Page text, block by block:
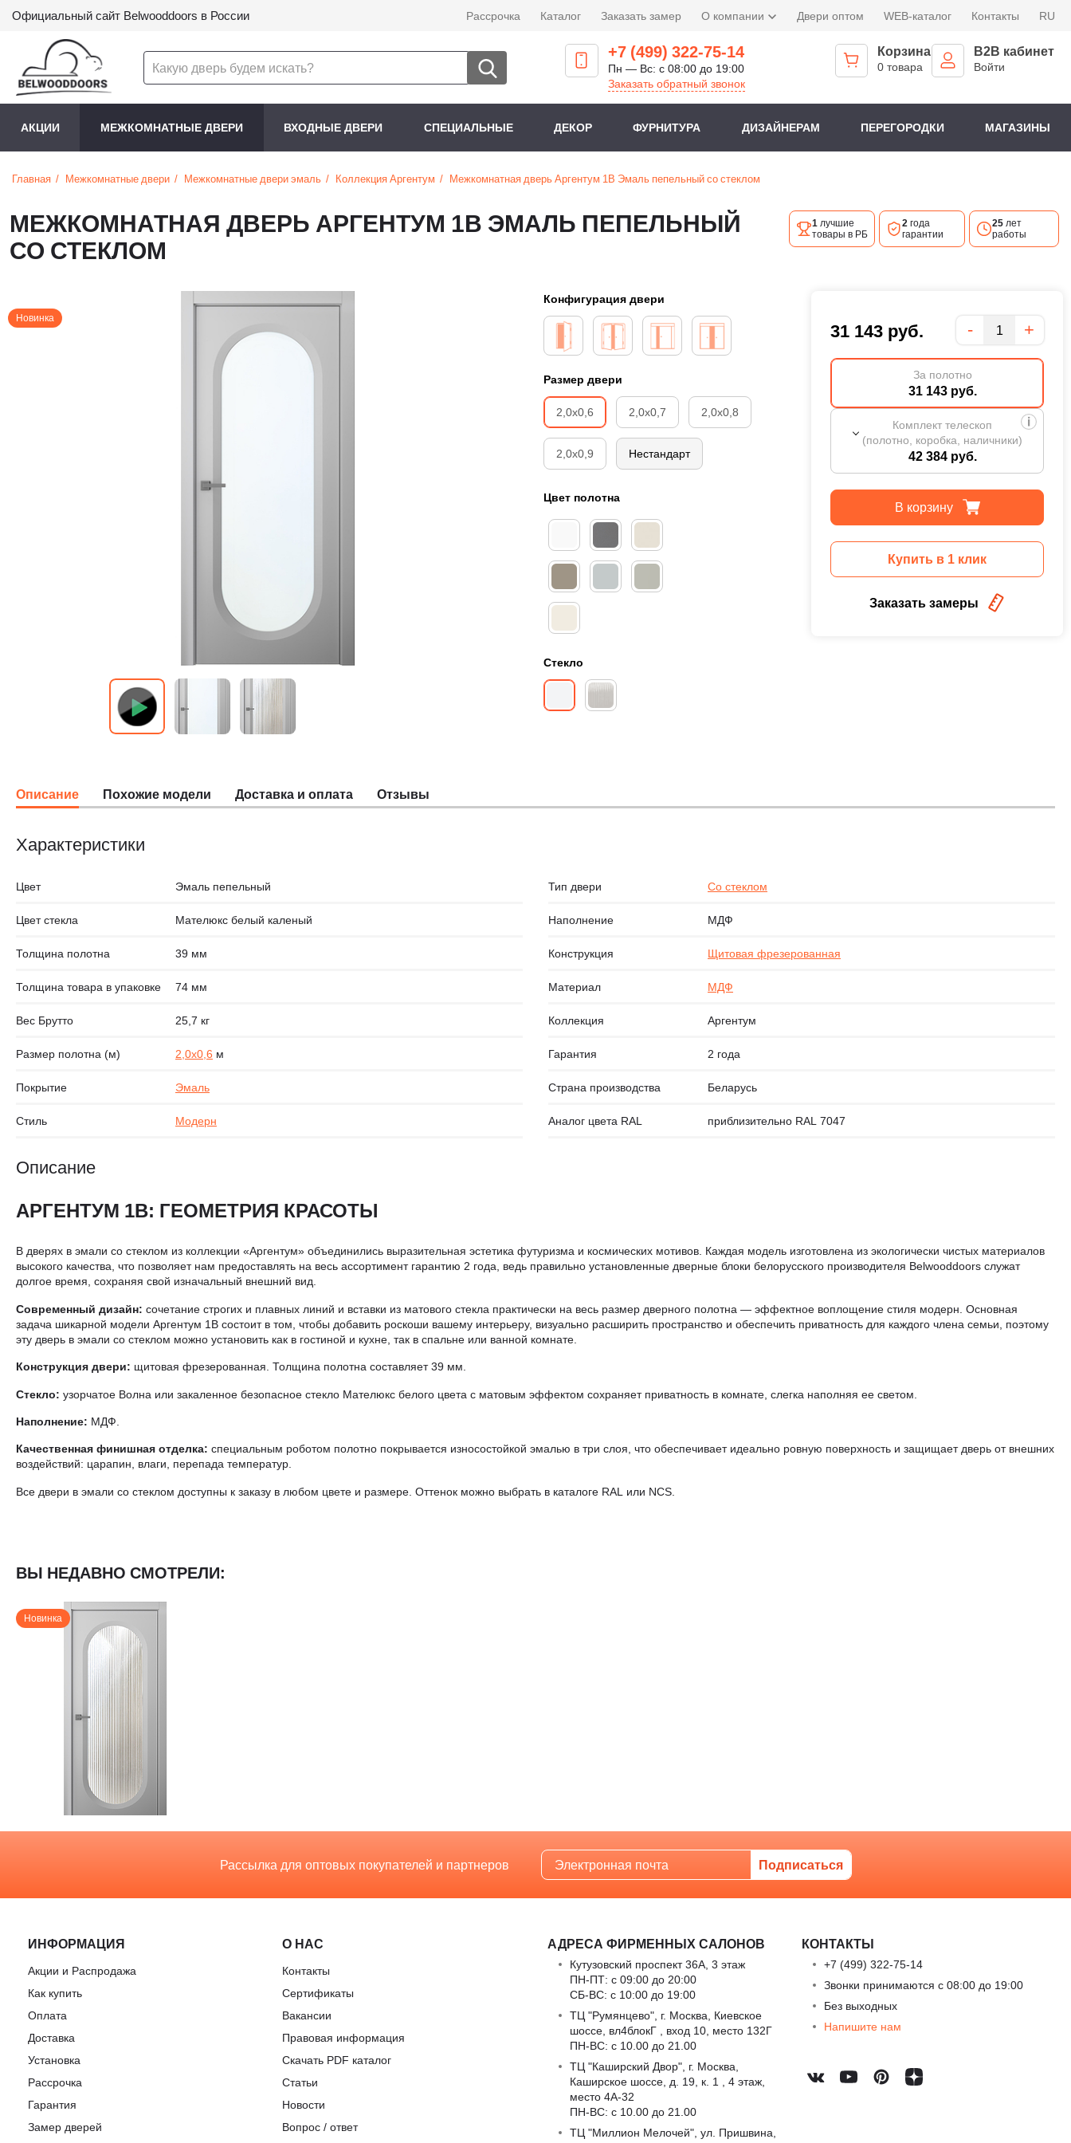
Официальный сайт Belwooddoors в России Рассрочка Каталог Заказать замер О компании Двери оптом WEB-каталог Контакты RU
+7 (499) 322-75-14
Пн — Вс: с 08:00 до 19:00
Заказать обратный звонок
Корзина
0 товара
B2B кабинет
Войти
АКЦИИ МЕЖКОМНАТНЫЕ ДВЕРИ ВХОДНЫЕ ДВЕРИ СПЕЦИАЛЬНЫЕ ДЕКОР ФУРНИТУРА ДИЗАЙНЕРАМ ПЕРЕГОРОДКИ МАГАЗИНЫ
Главная Межкомнатные двери Межкомнатные двери эмаль Коллекция Аргентум Межкомнатная дверь Аргентум 1B Эмаль пепельный со стеклом
МЕЖКОМНАТНАЯ ДВЕРЬ АРГЕНТУМ 1B ЭМАЛЬ ПЕПЕЛЬНЫЙ
СО СТЕКЛОМ
1лучшие
товары в РБ
2года
гарантии
25лет
работы
Новинка
Конфигурация двери
Размер двери
2,0х0,6 2,0х0,7 2,0х0,8
2,0х0,9 Нестандарт
Цвет полотна
Стекло
31 143 руб. Количество
- +
За полотно
31 143 руб.
Комплект телескоп
(полотно, коробка, наличники)
42 384 руб.
В корзину
Купить в 1 клик
Заказать замеры
Описание Похожие модели Доставка и оплата Отзывы
Характеристики
Цвет Эмаль пепельный
Цвет стекла Мателюкс белый каленый
Толщина полотна 39 мм
Толщина товара в упаковке 74 мм
Вес Брутто 25,7 кг
Размер полотна (м) 2,0х0,6 м
Покрытие Эмаль
Стиль Модерн
Тип двери Со стеклом
Наполнение МДФ
Конструкция Щитовая фрезерованная
Материал МДФ
Коллекция Аргентум
Гарантия 2 года
Страна производства Беларусь
Аналог цвета RAL приблизительно RAL 7047
Описание
АРГЕНТУМ 1B: ГЕОМЕТРИЯ КРАСОТЫ
В дверях в эмали со стеклом из коллекции «Аргентум» объединились выразительная эстетика футуризма и космических мотивов. Каждая модель изготовлена из экологически чистых материалов
высокого качества, что позволяет нам предоставлять на весь ассортимент гарантию 2 года, ведь правильно установленные дверные блоки белорусского производителя Belwooddoors служат
долгое время, сохраняя свой изначальный внешний вид.
Современный дизайн: сочетание строгих и плавных линий и вставки из матового стекла практически на весь размер дверного полотна — эффектное воплощение стиля модерн. Основная
задача шикарной модели Аргентум 1B состоит в том, чтобы добавить роскоши вашему интерьеру, визуально расширить пространство и обеспечить приватность для каждого члена семьи, поэтому
эту дверь в эмали со стеклом можно установить как в гостиной и кухне, так в спальне или ванной комнате.
Конструкция двери: щитовая фрезерованная. Толщина полотна составляет 39 мм.
Стекло: узорчатое Волна или закаленное безопасное стекло Мателюкс белого цвета с матовым эффектом сохраняет приватность в комнате, слегка наполняя ее светом.
Наполнение: МДФ.
Качественная финишная отделка: специальным роботом полотно покрывается износостойкой эмалью в три слоя, что обеспечивает идеально ровную поверхность и защищает дверь от внешних
воздействий: царапин, влаги, перепада температур.
Все двери в эмали со стеклом доступны к заказу в любом цвете и размере. Оттенок можно выбрать в каталоге RAL или NCS.
ВЫ НЕДАВНО СМОТРЕЛИ:
Новинка
Рассылка для оптовых покупателей и партнеров
ИНФОРМАЦИЯ
Акции и Распродажа
Как купить
Оплата
Доставка
Установка
Рассрочка
Гарантия
Замер дверей
О НАС
Контакты
Сертификаты
Вакансии
Правовая информация
Скачать PDF каталог
Статьи
Новости
Вопрос / ответ
АДРЕСА ФИРМЕННЫХ САЛОНОВ
Кутузовский проспект 36А, 3 этаж
ПН-ПТ: с 09:00 до 20:00
СБ-ВС: с 10:00 до 19:00
ТЦ "Румянцево", г. Москва, Киевское
шоссе, вл4блокГ , вход 10, место 132Г
ПН-ВС: c 10.00 до 21.00
ТЦ "Каширский Двор", г. Москва,
Каширское шоссе, д. 19, к. 1 , 4 этаж,
место 4А-32
ПН-ВС: c 10.00 до 21.00
ТЦ "Миллион Мелочей", ул. Пришвина,
КОНТАКТЫ
+7 (499) 322-75-14
Звонки принимаются с 08:00 до 19:00
Без выходных
Напишите нам